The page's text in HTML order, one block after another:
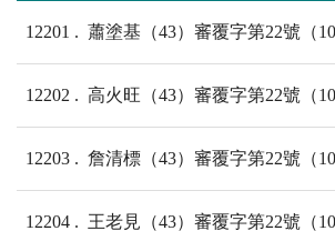
12201 蕭塗基（43）審覆字第22號（
12202 高火旺（43）審覆字第22號（
12203 詹清標（43）審覆字第22號（
12204 王老見（43）審覆字第22號（